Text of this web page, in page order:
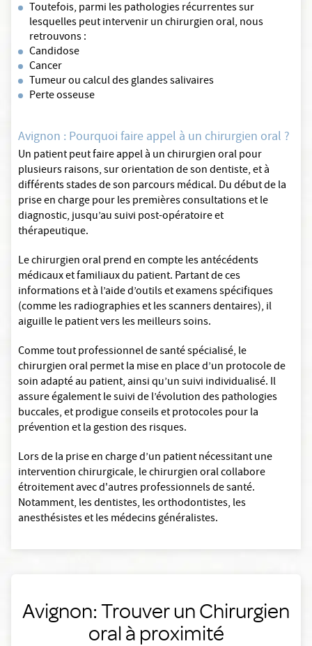
Toutefois, parmi les pathologies récurrentes sur
lesquelles peut intervenir un chirurgien oral, nous
retrouvons :
Candidose
Cancer
Tumeur ou calcul des glandes salivaires
Perte osseuse
Avignon : Pourquoi faire appel à un chirurgien oral ?
Un patient peut faire appel à un chirurgien oral pour
plusieurs raisons, sur orientation de son dentiste, et à
différents stades de son parcours médical. Du début de la
prise en charge pour les premières consultations et le
diagnostic, jusqu’au suivi post-opératoire et
thérapeutique.
Le chirurgien oral prend en compte les antécédents
médicaux et familiaux du patient. Partant de ces
informations et à l’aide d’outils et examens spécifiques
(comme les radiographies et les scanners dentaires), il
aiguille le patient vers les meilleurs soins.
Comme tout professionnel de santé spécialisé, le
chirurgien oral permet la mise en place d’un protocole de
soin adapté au patient, ainsi qu’un suivi individualisé. Il
assure également le suivi de l’évolution des pathologies
buccales, et prodigue conseils et protocoles pour la
prévention et la gestion des risques.
Lors de la prise en charge d’un patient nécessitant une
intervention chirurgicale, le chirurgien oral collabore
étroitement avec d'autres professionnels de santé.
Notamment, les dentistes, les orthodontistes, les
anesthésistes et les médecins généralistes.
Avignon: Trouver un Chirurgien
oral à proximité